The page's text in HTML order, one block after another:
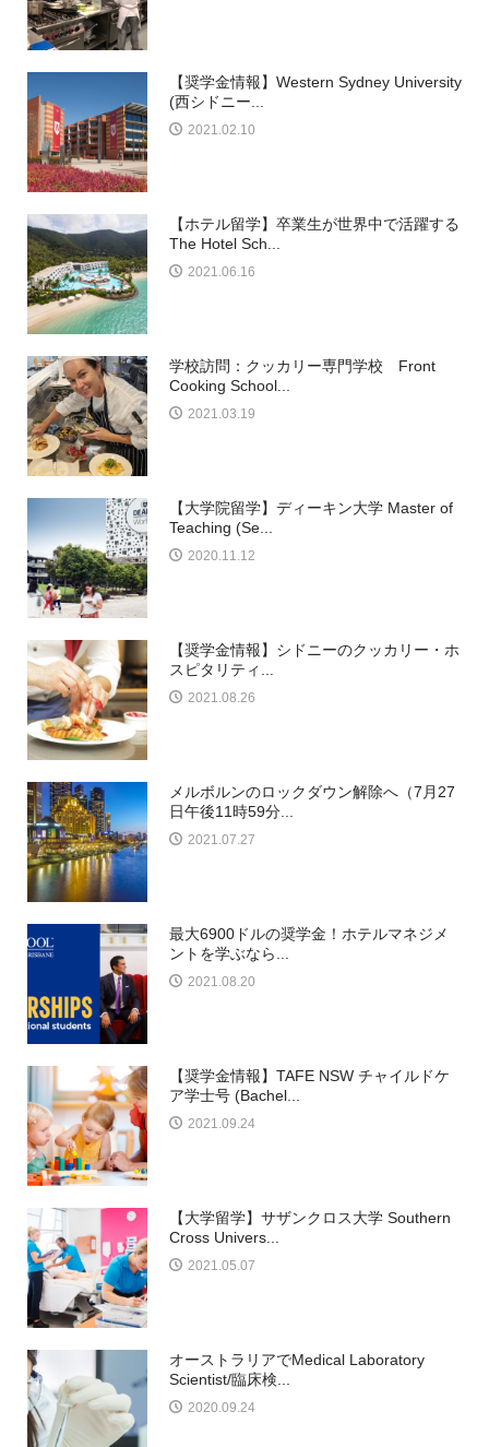
【奨学金情報】Western Sydney University
(西シドニー...
2021.02.10
【ホテル留学】卒業生が世界中で活躍する
The Hotel Sch...
2021.06.16
学校訪問：クッカリー専門学校 Front
Cooking School...
2021.03.19
【大学院留学】ディーキン大学 Master of
Teaching (Se...
2020.11.12
【奨学金情報】シドニーのクッカリー・ホ
スピタリティ...
2021.08.26
メルボルンのロックダウン解除へ（7月27
日午後11時59分...
2021.07.27
最大6900ドルの奨学金！ホテルマネジメ
ントを学ぶなら...
2021.08.20
【奨学金情報】TAFE NSW チャイルドケ
ア学士号 (Bachel...
2021.09.24
【大学留学】サザンクロス大学 Southern
Cross Univers...
2021.05.07
オーストラリアでMedical Laboratory
Scientist/臨床検...
2020.09.24